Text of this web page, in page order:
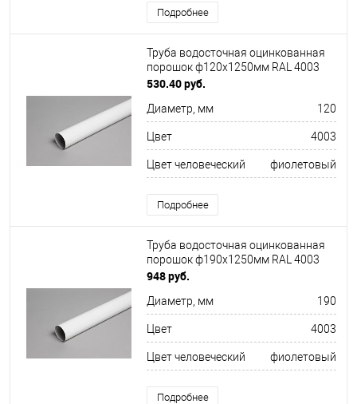
Подробнее
Труба водосточная оцинкованная
порошок ф120х1250мм RAL 4003
530.40 руб.
Диаметр, мм 120
Цвет 4003
Цвет человеческий фиолетовый
Подробнее
Труба водосточная оцинкованная
порошок ф190х1250мм RAL 4003
948 руб.
Диаметр, мм 190
Цвет 4003
Цвет человеческий фиолетовый
Подробнее